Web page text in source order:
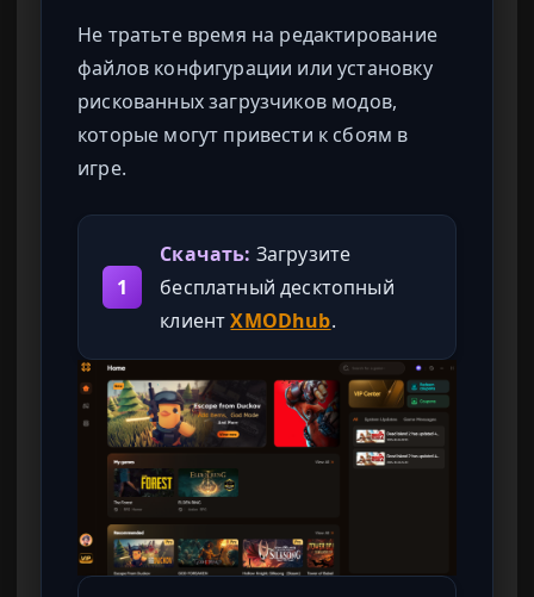
Не тратьте время на редактирование
файлов конфигурации или установку
рискованных загрузчиков модов,
которые могут привести к сбоям в
игре.
1
Скачать: Загрузите
бесплатный десктопный
клиентXMODhub.